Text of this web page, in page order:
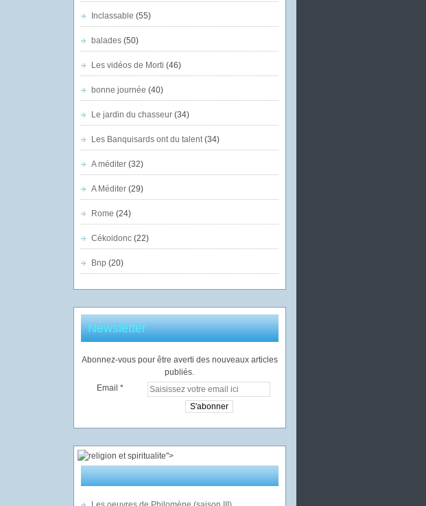
Inclassable (55)
balades(50)
Les vidéos de Morti (46)
bonne journée (40)
Le jardin du chasseur(34)
Les Banquisards ont du talent(34)
A méditer(32)
A Méditer(29)
Rome (24)
Cékoidonc(22)
Bnp (20)
Newsletter
Abonnez-vous pour être averti des nouveaux articles
publiés.
Email
">